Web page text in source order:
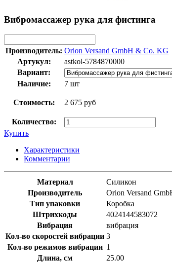
Вибромассажер рука для фистинга
Производитель: Orion Versand GmbH & Co. KG
Артукул:
astkol-5784870000
Вариант:
Наличие:
7 шт
Стоимость: 2 675 руб
Количество:
Купить
Характеристики
Комментарии
Материал
Силикон
Производитель
Orion Versand
Тип упаковки
Коробка
Штрихкоды
4024144583072
Вибрация
вибрация
Кол-во скоростей вибрации 3
Кол-во режимов вибрации 1
Длина, см
25.00